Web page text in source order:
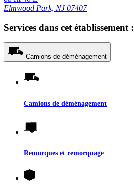
Elmwood Park, NJ 07407
Services dans cet établissement :
Camions de déménagement
Camions de déménagement
Remorques et remorquage